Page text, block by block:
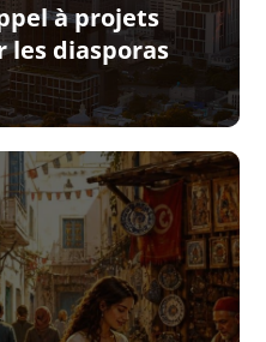
à projets
les diasporas